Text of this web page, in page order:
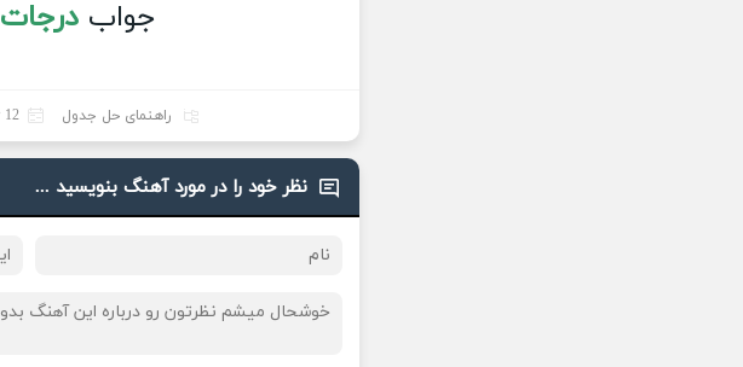
جوابدرجات
راهنمای حل جدول 12 ژانویه 2020
نظر خود را در مورد آهنگ بنویسید ...